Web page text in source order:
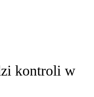
kontroli w